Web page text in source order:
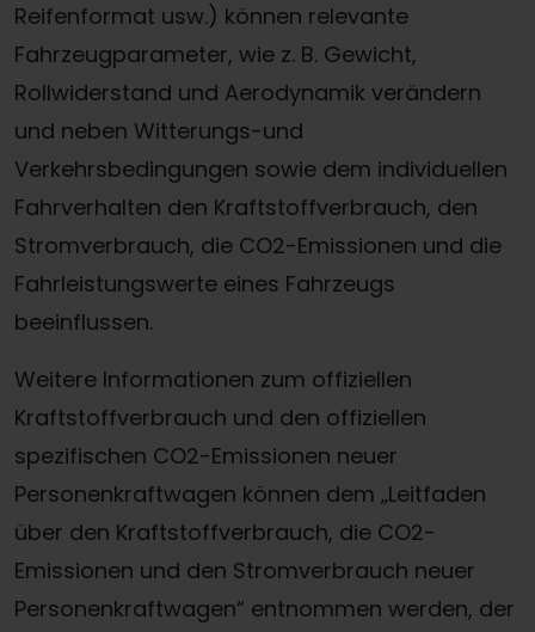
Reifenformat usw.) können relevante
Fahrzeugparameter, wie z. B. Gewicht,
Rollwiderstand und Aerodynamik verändern
und neben Witterungs-und
Verkehrsbedingungen sowie dem individuellen
Fahrverhalten den Kraftstoffverbrauch, den
Stromverbrauch, die CO2-Emissionen und die
Fahrleistungswerte eines Fahrzeugs
beeinflussen.
Weitere Informationen zum offiziellen
Kraftstoffverbrauch und den offiziellen
spezifischen CO2-Emissionen neuer
Personenkraftwagen können dem „Leitfaden
über den Kraftstoffverbrauch, die CO2-
Emissionen und den Stromverbrauch neuer
Personenkraftwagen“ entnommen werden, der